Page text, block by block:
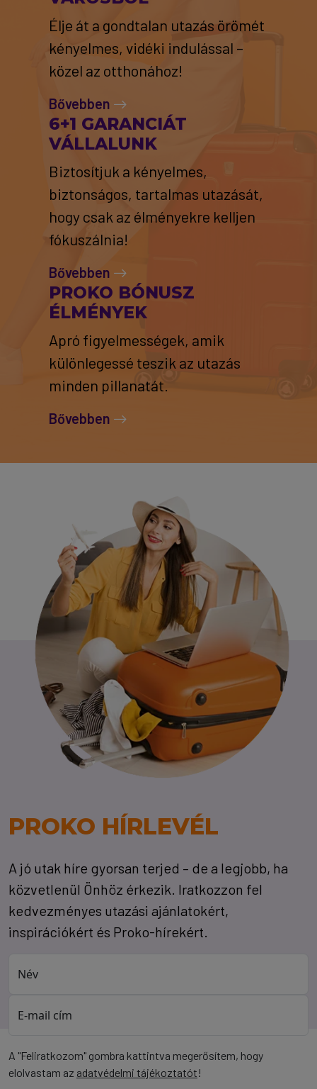
Élje át a gondtalan utazás örömét
kényelmes, vidéki indulással –
közel az otthonához!
Bővebben
6+1 GARANCIÁT
VÁLLALUNK
Biztosítjuk a kényelmes,
biztonságos, tartalmas utazását,
hogy csak az élményekre kelljen
fókuszálnia!
Bővebben
PROKO BÓNUSZ
ÉLMÉNYEK
Apró figyelmességek, amik
különlegessé teszik az utazás
minden pillanatát.
Bővebben
PROKO HÍRLEVÉL
A jó utak híre gyorsan terjed – de a legjobb, ha
közvetlenül Önhöz érkezik. Iratkozzon fel
kedvezményes utazási ajánlatokért,
inspirációkért és Proko-hírekért.
Név
E-mail cím
A "Feliratkozom" gombra kattintva megerősítem, hogy
elolvastam az adatvédelmi tájékoztatót !